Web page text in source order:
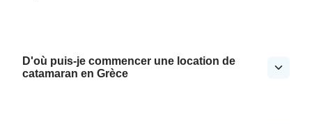
D'où puis-je commencer une location de
catamaran en Grèce